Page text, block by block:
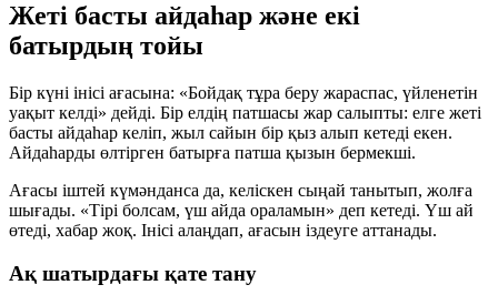
Жеті басты айдаһар және екі
батырдың тойы
Бір күні інісі ағасына: «Бойдақ тұра беру жараспас, үйленетін
уақыт келді» дейді. Бір елдің патшасы жар салыпты: елге жеті
басты айдаһар келіп, жыл сайын бір қыз алып кетеді екен.
Айдаһарды өлтірген батырға патша қызын бермекші.
Ағасы іштей күмәнданса да, келіскен сыңай танытып, жолға
шығады. «Тірі болсам, үш айда ораламын» деп кетеді. Үш ай
өтеді, хабар жоқ. Інісі алаңдап, ағасын іздеуге аттанады.
Ақ шатырдағы қате тану